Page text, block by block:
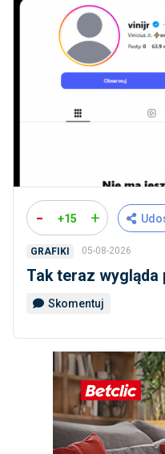
- +15 +
GRAFIKI 05-08-2026
Tak teraz wygląda
Skomentuj